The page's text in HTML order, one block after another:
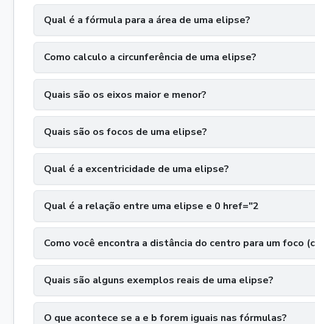
Qual é a fórmula para a área de uma elipse?
Como calculo a circunferência de uma elipse?
Quais são os eixos maior e menor?
Quais são os focos de uma elipse?
Qual é a excentricidade de uma elipse?
Qual é a relação entre uma elipse e 0 href="2
Como você encontra a distância do centro para um foco
Quais são alguns exemplos reais de uma elipse?
O que acontece se a e b forem iguais nas fórmulas?